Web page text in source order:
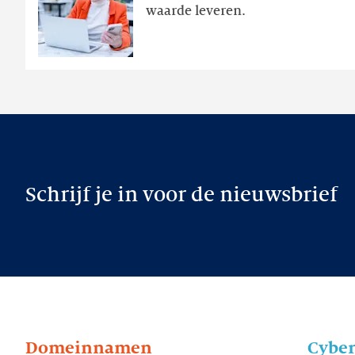
waarde leveren.
later
Schrijf je in voor de nieuwsbrief
Domeinnamen